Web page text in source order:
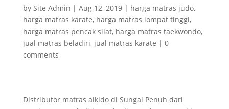
by Site Admin | Aug 12, 2019| harga matras judo,
harga matras karate, harga matras lompat tinggi,
harga matras pencak silat, harga matras taekwondo,
jual matras beladiri, jual matras karate | 0
comments
Distributor matras aikido di Sungai Penuh dari